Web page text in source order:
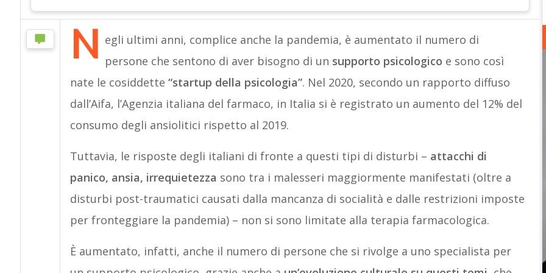
N egli ultimi anni, complice anche la pandemia, è aumentato il numero di
persone che sentono di aver bisogno di un supporto psicologico e sono così
nate le cosiddette “startup della psicologia”. Nel 2020, secondo un rapporto diffuso
dall’Aifa, l’Agenzia italiana del farmaco, in Italia si è registrato un aumento del 12% del
consumo degli ansiolitici rispetto al 2019.
Tuttavia, le risposte degli italiani di fronte a questi tipi di disturbi – attacchi di
panico, ansia, irrequietezza sono tra i malesseri maggiormente manifestati (oltre a
disturbi post-traumatici causati dalla mancanza di socialità e dalle restrizioni imposte
per fronteggiare la pandemia) – non si sono limitate alla terapia farmacologica.
È aumentato, infatti, anche il numero di persone che si rivolge a uno specialista per